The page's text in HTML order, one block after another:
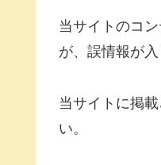
当サイトのコ
が、誤情報が
当サイトに掲
い。